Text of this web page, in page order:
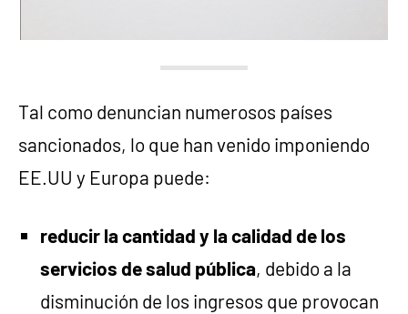
Tal como denuncian numerosos países
sancionados, lo que han venido imponiendo
EE.UU y Europa puede:
reducir la cantidad y la calidad de los
servicios de salud pública, debido a la
disminución de los ingresos que provocan